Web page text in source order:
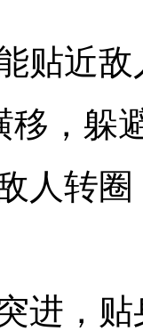
贴近
移，躲
人转
进，